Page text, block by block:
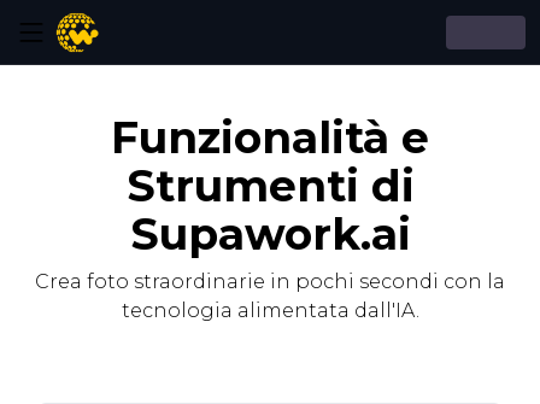
Funzionalità e
Strumenti di
Supawork.ai
Crea foto straordinarie in pochi secondi con la
tecnologia alimentata dall'IA.